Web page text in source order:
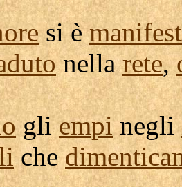
si è
nellarete,
gliempinegli
che